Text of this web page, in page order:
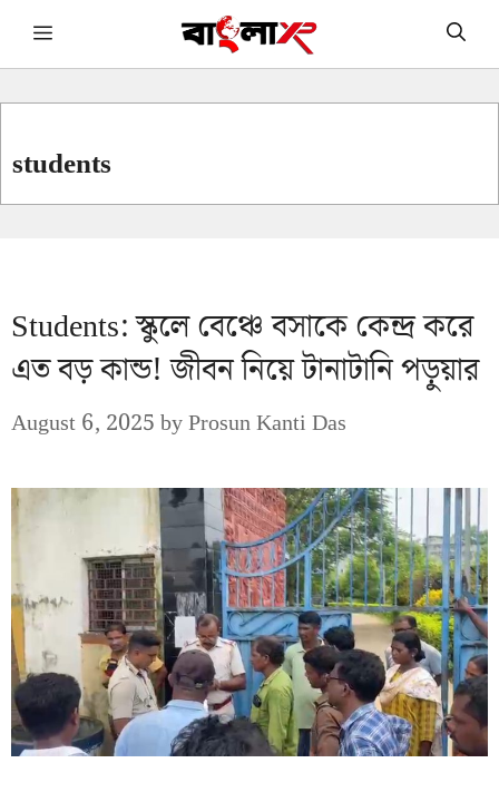
Skip Menu
students
Students: স্কুলে বেঞ্চে বসাকে কেন্দ্র করে
এত বড় কান্ড! জীবন নিয়ে টানাটানি পড়ুয়ার
August 6, 2025byProsun Kanti Das